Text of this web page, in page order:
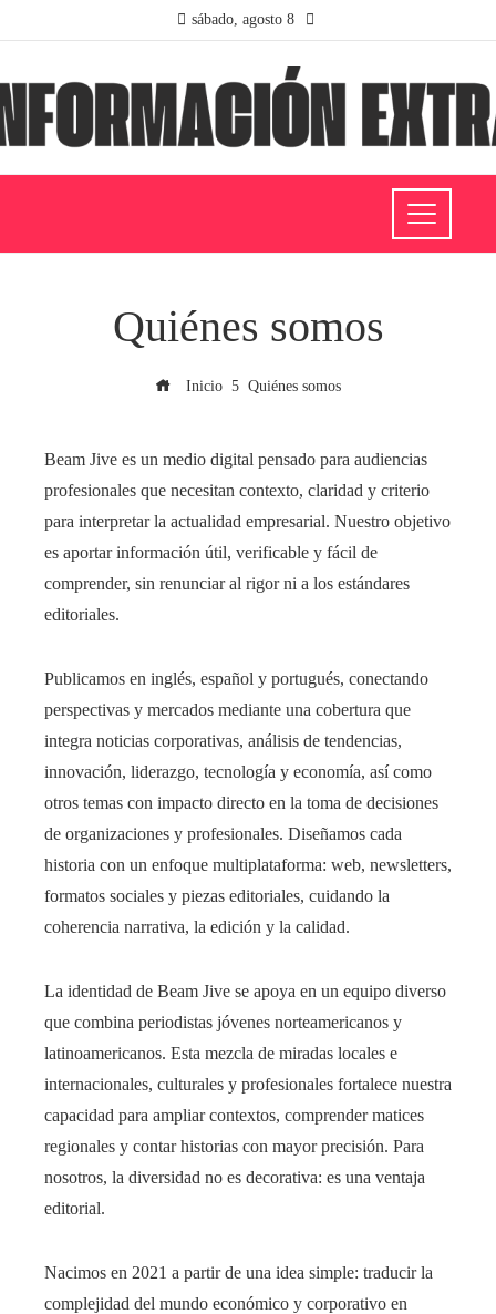
sábado, agosto 8
Quiénes somos
Inicio Quiénes somos
Beam Jive es un medio digital pensado para audiencias
profesionales que necesitan contexto, claridad y criterio
para interpretar la actualidad empresarial. Nuestro objetivo
es aportar información útil, verificable y fácil de
comprender, sin renunciar al rigor ni a los estándares
editoriales.
Publicamos en inglés, español y portugués, conectando
perspectivas y mercados mediante una cobertura que
integra noticias corporativas, análisis de tendencias,
innovación, liderazgo, tecnología y economía, así como
otros temas con impacto directo en la toma de decisiones
de organizaciones y profesionales. Diseñamos cada
historia con un enfoque multiplataforma: web, newsletters,
formatos sociales y piezas editoriales, cuidando la
coherencia narrativa, la edición y la calidad.
La identidad de Beam Jive se apoya en un equipo diverso
que combina periodistas jóvenes norteamericanos y
latinoamericanos. Esta mezcla de miradas locales e
internacionales, culturales y profesionales fortalece nuestra
capacidad para ampliar contextos, comprender matices
regionales y contar historias con mayor precisión. Para
nosotros, la diversidad no es decorativa: es una ventaja
editorial.
Nacimos en 2021 a partir de una idea simple: traducir la
complejidad del mundo económico y corporativo en